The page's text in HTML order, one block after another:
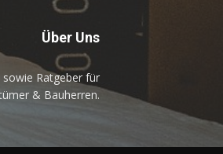
Über Uns
Ratgeber für
& Bauherren.